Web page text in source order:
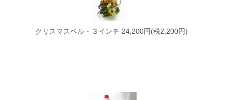
クリスマスベル・３インチ 24,200円(税2,200円)